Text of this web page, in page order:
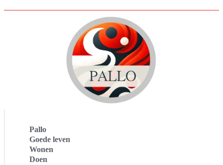
Pallo
Goede leven
Wonen
Doen